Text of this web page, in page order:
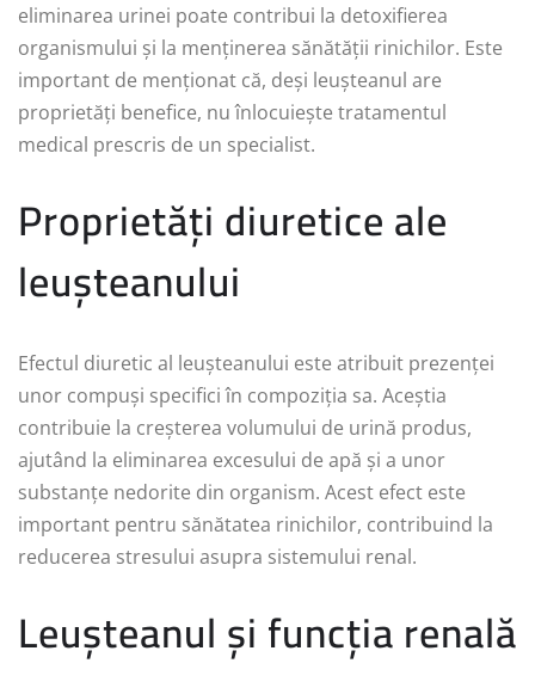
eliminarea urinei poate contribui la detoxifierea
organismului și la menținerea sănătății rinichilor. Este
important de menționat că, deși leușteanul are
proprietăți benefice, nu înlocuiește tratamentul
medical prescris de un specialist.
Proprietăți diuretice ale
leușteanului
Efectul diuretic al leușteanului este atribuit prezenței
unor compuși specifici în compoziția sa. Aceștia
contribuie la creșterea volumului de urină produs,
ajutând la eliminarea excesului de apă și a unor
substanțe nedorite din organism. Acest efect este
important pentru sănătatea rinichilor, contribuind la
reducerea stresului asupra sistemului renal.
Leușteanul și funcția renală